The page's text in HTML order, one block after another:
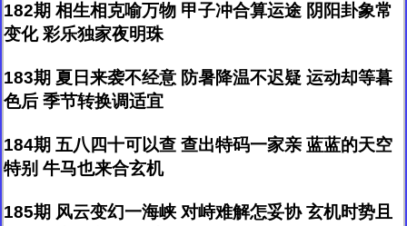
182期 相生相克喻万物 甲子冲合算运途 阴阳卦象常
变化 彩乐独家夜明珠
183期 夏日来袭不经意 防暑降温不迟疑 运动却等暮
色后 季节转换调适宜
184期 五八四十可以查 查出特码一家亲 蓝蓝的天空
特别 牛马也来合玄机
185期 风云变幻一海峡 对峙难解怎妥协 玄机时势且